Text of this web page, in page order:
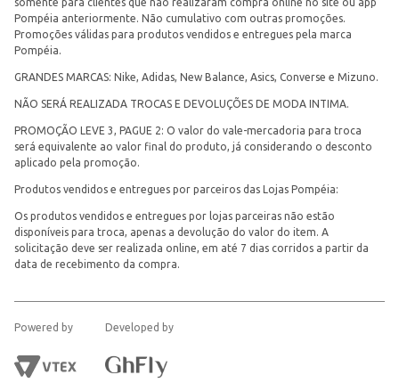
Pompéia anteriormente. Não cumulativo com outras promoções.
Promoções válidas para produtos vendidos e entregues pela marca
Pompéia.
GRANDES MARCAS: Nike, Adidas, New Balance, Asics, Converse e Mizuno.
NÃO SERÁ REALIZADA TROCAS E DEVOLUÇÕES DE MODA INTIMA.
PROMOÇÃO LEVE 3, PAGUE 2: O valor do vale-mercadoria para troca
será equivalente ao valor final do produto, já considerando o desconto
aplicado pela promoção.
Produtos vendidos e entregues por parceiros das Lojas Pompéia:
Os produtos vendidos e entregues por lojas parceiras não estão
disponíveis para troca, apenas a devolução do valor do item. A
solicitação deve ser realizada online, em até 7 dias corridos a partir da
data de recebimento da compra.
Powered by Developed by